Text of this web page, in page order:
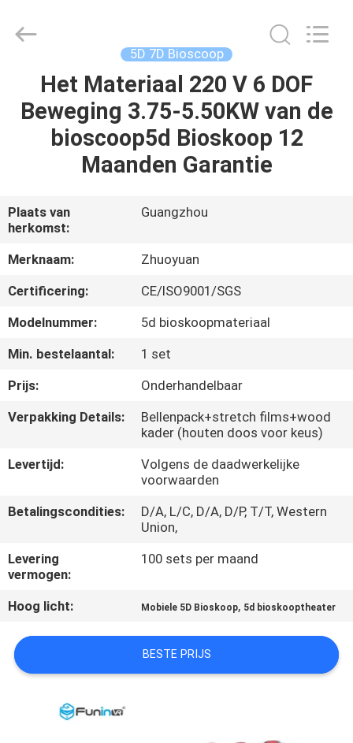
HUIS
PRODUCTEN
SHOW
OVER
ONS
KWALITEITSCONTROLE
CONTACT
ONS
NIEUWS
GEVALLEN
SITEMAP
Co.,Ltd.
5D 7D Bioscoop
Het Materiaal 220 V 6 DOF
Beweging 3.75-5.50KW van de
bioscoop5d Bioskoop 12
Maanden Garantie
Plaats van
herkomst:
Guangzhou
Merknaam:
Zhuoyuan
Certificering:
CE/ISO9001/SGS
Modelnummer:
5d bioskoopmateriaal
Min. bestelaantal:
1 set
Prijs:
Onderhandelbaar
Verpakking Details:
Bellenpack+stretch films+wood
kader (houten doos voor keus)
Levertijd:
Volgens de daadwerkelijke
voorwaarden
Betalingscondities:
D/A, L/C, D/A, D/P, T/T, Western
Union,
Levering
vermogen:
100 sets per maand
Hoog licht: Mobiele 5D Bioskoop, 5d bioskooptheater
BESTE PRIJS